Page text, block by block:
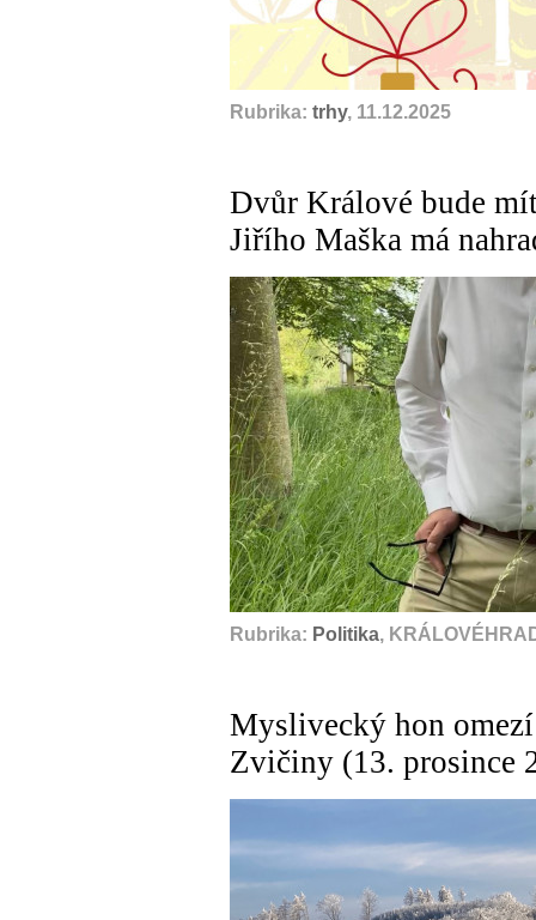
Rubrika: trhy, 11.12.2025
Dvůr Králové bude
Jiřího Maška má
Rubrika: Politika,
Myslivecký hon
Zvičiny (13. prosince